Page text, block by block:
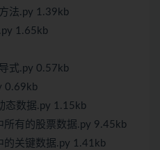
法.py 1.39kb
1.65kb
式.py 0.57kb
0.69kb
态数据.py 1.15kb
有的股票数据.py 9.45kb
关键数据.py 1.41kb